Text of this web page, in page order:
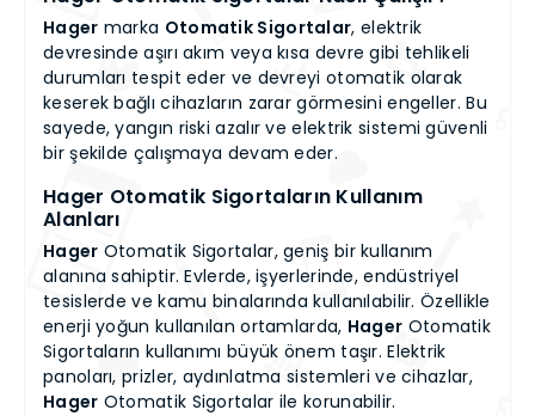
Hager marka Otomatik Sigortalar, elektrik
devresinde aşırı akım veya kısa devre gibi tehlikeli
durumları tespit eder ve devreyi otomatik olarak
keserek bağlı cihazların zarar görmesini engeller. Bu
sayede, yangın riski azalır ve elektrik sistemi güvenli
bir şekilde çalışmaya devam eder.
Hager Otomatik Sigortaların Kullanım
Alanları
Hager Otomatik Sigortalar, geniş bir kullanım
alanına sahiptir. Evlerde, işyerlerinde, endüstriyel
tesislerde ve kamu binalarında kullanılabilir. Özellikle
enerji yoğun kullanılan ortamlarda, Hager Otomatik
Sigortaların kullanımı büyük önem taşır. Elektrik
panoları, prizler, aydınlatma sistemleri ve cihazlar,
Hager Otomatik Sigortalar ile korunabilir.